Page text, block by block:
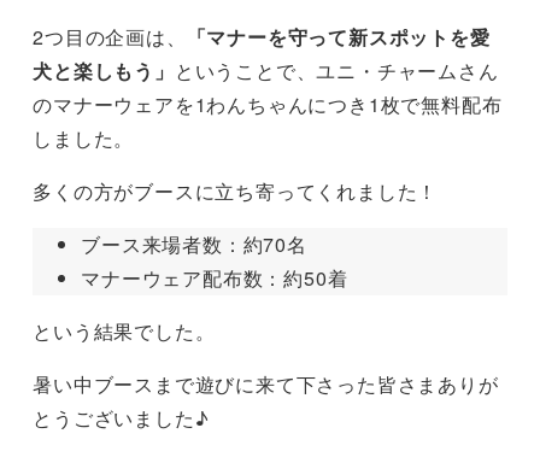
2つ目の企画は、
「マナーを守って新スポットを愛
犬と楽しもう」 ということで、ユニ・チャームさん
のマナーウェアを1わんちゃんにつき1枚で無料配布
しました。
多くの方がブースに立ち寄ってくれました！
ブース来場者数：約70名
マナーウェア配布数：約50着
という結果でした。
暑い中ブースまで遊びに来て下さった皆さまありが
とうございました♪